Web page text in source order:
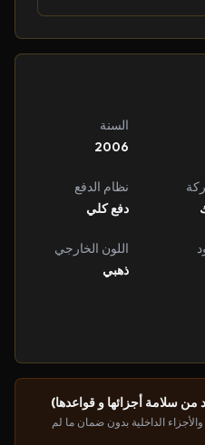
السنة
2006
نظام الدفع
دفع كلي
اللون الخارجي
ذهبي
سلامة أجزائها و قواعدها)
الداخلية بدون ضمان ما لم